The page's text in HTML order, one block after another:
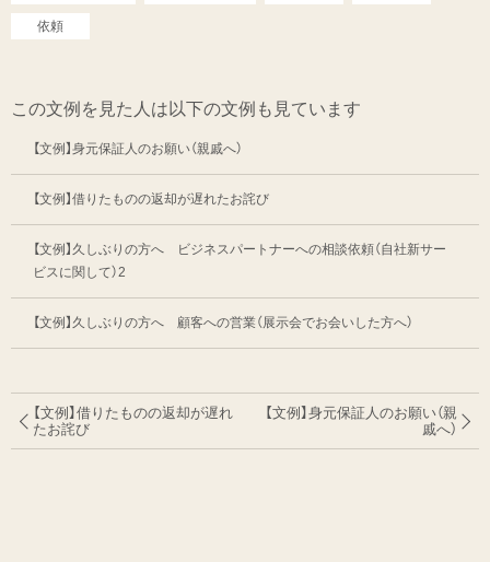
依頼
この文例を見た人は以下の文例も見ています
【文例】身元保証人のお願い（親戚へ）
【文例】借りたものの返却が遅れたお詫び
【文例】久しぶりの方へ ビジネスパートナーへの相談依頼（自社新サー
ビスに関して）2
【文例】久しぶりの方へ 顧客への営業（展示会でお会いした方へ）
【文例】借りたものの返却が遅れ
たお詫び
【文例】身元保証人のお願い（親
戚へ）